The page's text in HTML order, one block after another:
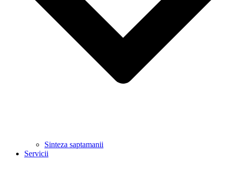
Sinteza saptamanii
Servicii